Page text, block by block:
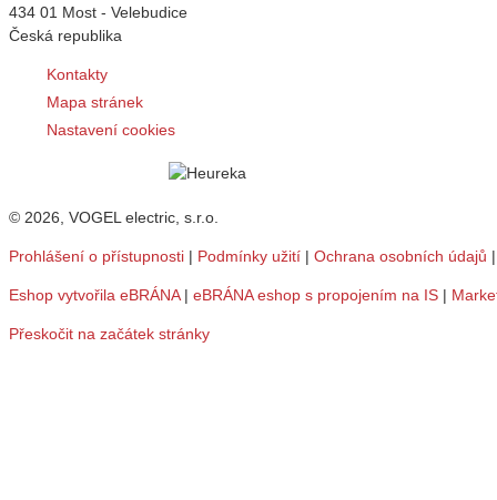
434 01 Most - Velebudice
Česká republika
Kontakty
Mapa stránek
Nastavení cookies
© 2026, VOGEL electric, s.r.o.
Prohlášení o přístupnosti | Podmínky užití | Ochrana osobních údajů
Eshop vytvořila eBRÁNA| eBRÁNA eshop s propojením na IS |
Přeskočit na začátek stránky